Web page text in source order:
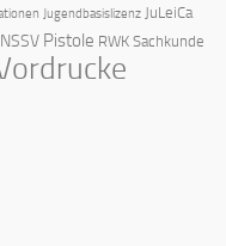
Jugendbasislizenz JuLeiCa
NSSV Pistole RWK Sachkunde